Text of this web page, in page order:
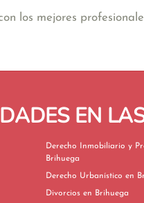
los mejores
EN
Derecho Inmobiliario y
Brihuega
Derecho
Divorcios en Brihuega